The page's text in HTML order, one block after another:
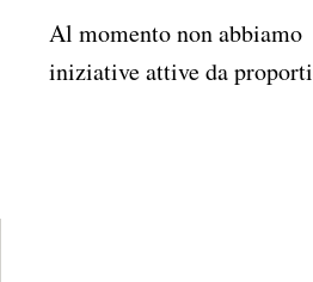
Al momento non abbiamo
iniziative attive da proporti